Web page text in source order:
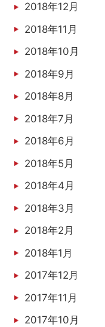
2018年12月
2018年11月
2018年10月
2018年9月
2018年8月
2018年7月
2018年6月
2018年5月
2018年4月
2018年3月
2018年2月
2018年1月
2017年12月
2017年11月
2017年10月